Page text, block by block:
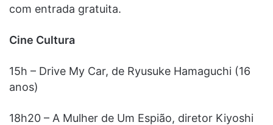
com entrada gratuita.
Cine Cultura
15h – Drive My Car, de Ryusuke Hamaguchi (16
anos)
18h20 – A Mulher de Um Espião, diretor Kiyoshi